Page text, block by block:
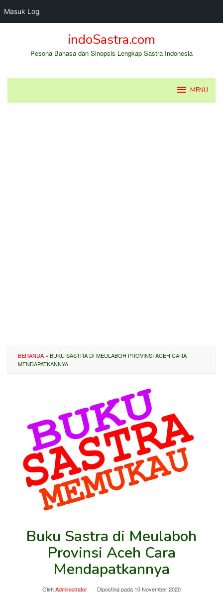
Masuk Log
indoSastra.com
Pesona Bahasa dan Sinopsis Lengkap Sastra Indonesia
MENU
BERANDA » BUKU SASTRA DI MEULABOH PROVINSI ACEH CARA
MENDAPATKANNYA
Buku Sastra di Meulaboh
Provinsi Aceh Cara
Mendapatkannya
OlehAdministrator Diposting pada 10 November 2020